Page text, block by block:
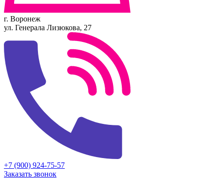
г. Воронеж
ул. Генерала Лизюкова, 27
+7 (900) 924-75-57
Заказать звонок